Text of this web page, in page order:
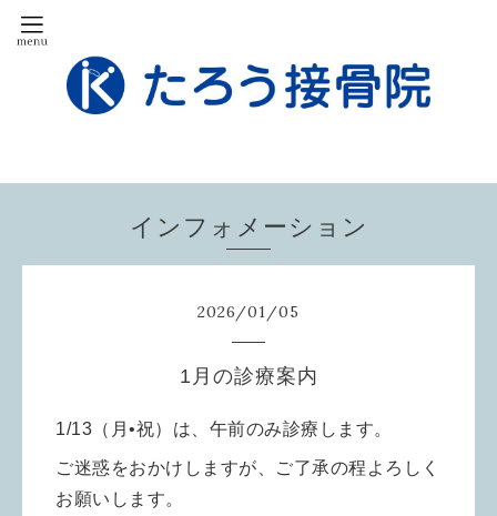
インフォメーション
2026/01/05
1月の診療案内
1/13（月•祝）は、午前のみ診療します。
ご迷惑をおかけしますが、ご了承の程よろしく
お願いします。